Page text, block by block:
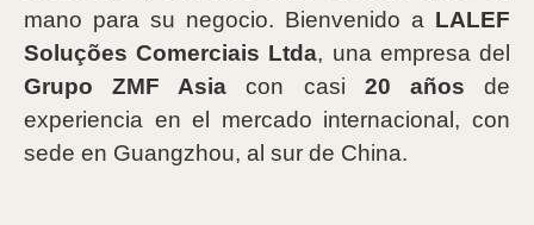
mano para su negocio. Bienvenido a LALEF
Soluções Comerciais Ltda, una empresa del
Grupo ZMF Asia con casi 20 años de
experiencia en el mercado internacional, con
sede en Guangzhou, al sur de China.